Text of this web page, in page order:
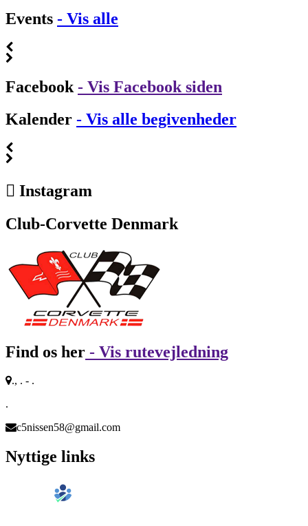
Events - Vis alle
Facebook - Vis Facebook siden
Kalender - Vis alle begivenheder
Instagram
Club-Corvette Denmark
Find os her - Vis rutevejledning
., . - .
.
c5nissen58@gmail.com
Nyttige links